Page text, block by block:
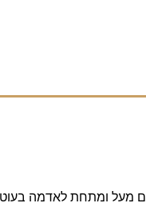
מעל ומתחת לאדמה